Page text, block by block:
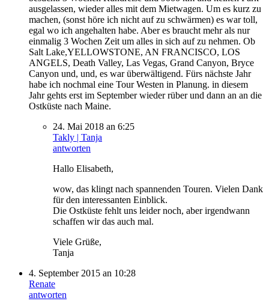
ausgelassen, wieder alles mit dem Mietwagen. Um es kurz zu
machen, (sonst höre ich nicht auf zu schwärmen) es war toll,
egal wo ich angehalten habe. Aber es braucht mehr als nur
einmalig 3 Wochen Zeit um alles in sich auf zu nehmen. Ob
Salt Lake,YELLOWSTONE, AN FRANCISCO, LOS
ANGELS, Death Valley, Las Vegas, Grand Canyon, Bryce
Canyon und, und, es war überwältigend. Fürs nächste Jahr
habe ich nochmal eine Tour Westen in Planung. in diesem
Jahr gehts erst im September wieder rüber und dann an an die
Ostküste nach Maine.
24. Mai 2018 an 6:25
Takly | Tanja
antworten
Hallo Elisabeth,
wow, das klingt nach spannenden Touren. Vielen Dank
für den interessanten Einblick.
Die Ostküste fehlt uns leider noch, aber irgendwann
schaffen wir das auch mal.
Viele Grüße,
Tanja
4. September 2015 an 10:28
Renate
antworten